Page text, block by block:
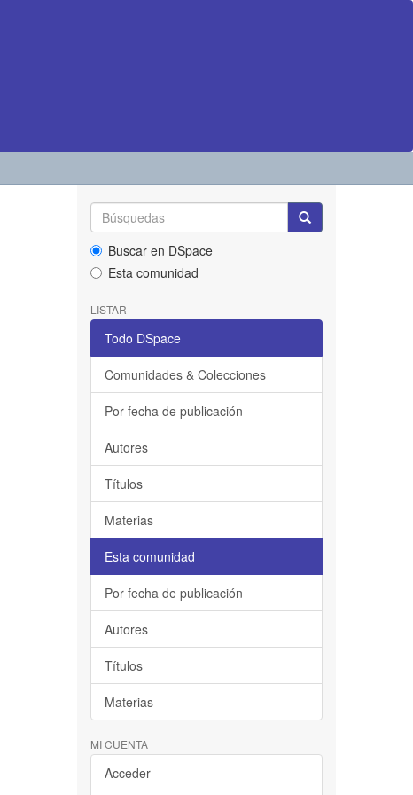
Buscar en DSpace
Esta comunidad
LISTAR
Todo DSpace
Comunidades & Colecciones
Por fecha de publicación
Autores
Títulos
Materias
Esta comunidad
Por fecha de publicación
Autores
Títulos
Materias
MI CUENTA
Acceder